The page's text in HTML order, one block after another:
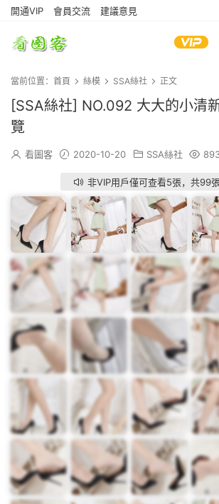
開通VIP 會員交流 建議意見
當前位置： 首頁 絲模 SSA絲社 正文
[SSA絲社] NO.092 大大的小清
覽
看圖客 2020-10-20 SSA絲社
非VIP用戶僅可查看5張，共99